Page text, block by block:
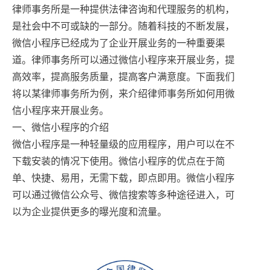
律师事务所是一种提供法律咨询和代理服务的机构，
是社会中不可或缺的一部分。随着科技的不断发展，
微信小程序已经成为了企业开展业务的一种重要渠
道。律师事务所可以通过微信小程序来开展业务，提
高效率，提高服务质量，提高客户满意度。下面我们
将以某律师事务所为例，来介绍律师事务所如何用微
信小程序来开展业务。
一、微信小程序的介绍
微信小程序是一种轻量级的应用程序，用户可以在不
下载安装的情况下使用。微信小程序的优点在于简
单、快捷、易用，无需下载，即点即用。微信小程序
可以通过微信公众号、微信搜索等多种途径进入，可
以为企业提供更多的曝光度和流量。